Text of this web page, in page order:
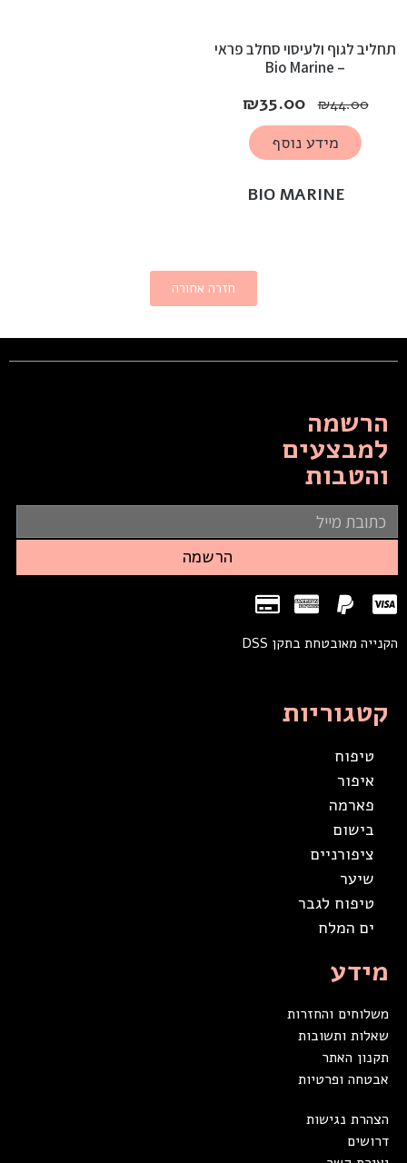
חזרה אחורה
BIO MARINE
תחליב לגוף ולעיסוי סחלב פראי
– Bio Marine
₪44.00
₪35.00
מידע נוסף
הרשמה
למבצעים
והטבות
הרשמה
הקנייה מאובטחת בתקן DSS
קטגוריות
טיפוח
איפור
פארמה
בישום
ציפורניים
שיער
טיפוח לגבר
ים המלח
מידע
משלוחים והחזרות
שאלות ותשובות
תקנון האתר
אבטחה ופרטיות
הצהרת נגישות
דרושים